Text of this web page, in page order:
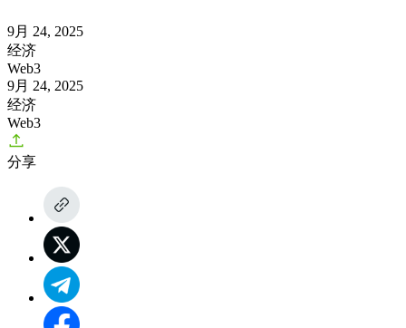
9月 24, 2025
经济
Web3
9月 24, 2025
经济
Web3
分享